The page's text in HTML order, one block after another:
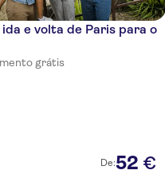
e volta de Paris para o
grátis
De:52 €